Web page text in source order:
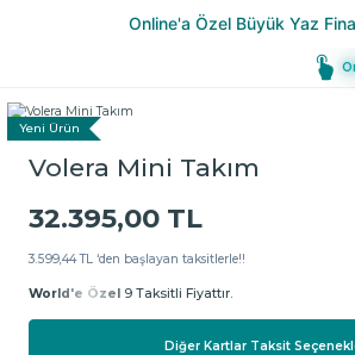
Yeni Ürün
Volera Mini Takım
32.395,00 TL
3.599,44 TL ‘den başlayan taksitlerle!!
World'e Özel 9 Taksitli Fiyattır.
Diğer Kartlar Taksit